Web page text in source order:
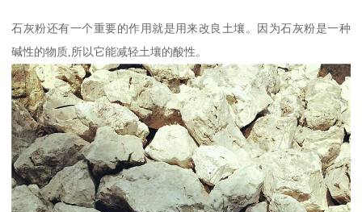
石灰粉还有一个重要的作用就是用来改良土壤。因为石灰粉是一种
碱性的物质,所以它能减轻土壤的酸性。